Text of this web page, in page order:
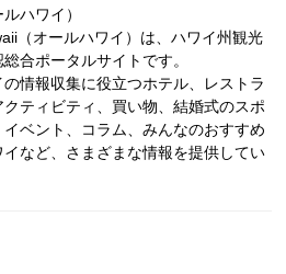
ルハワイ）
（オールハワイ）は、ハワイ州観光
総合ポータルサイトです。
の情報収集に役立つホテル、レストラ
クティビティ、買い物、結婚式のスポ
イベント、コラム、みんなのおすすめ
イなど、さまざまな情報を提供してい